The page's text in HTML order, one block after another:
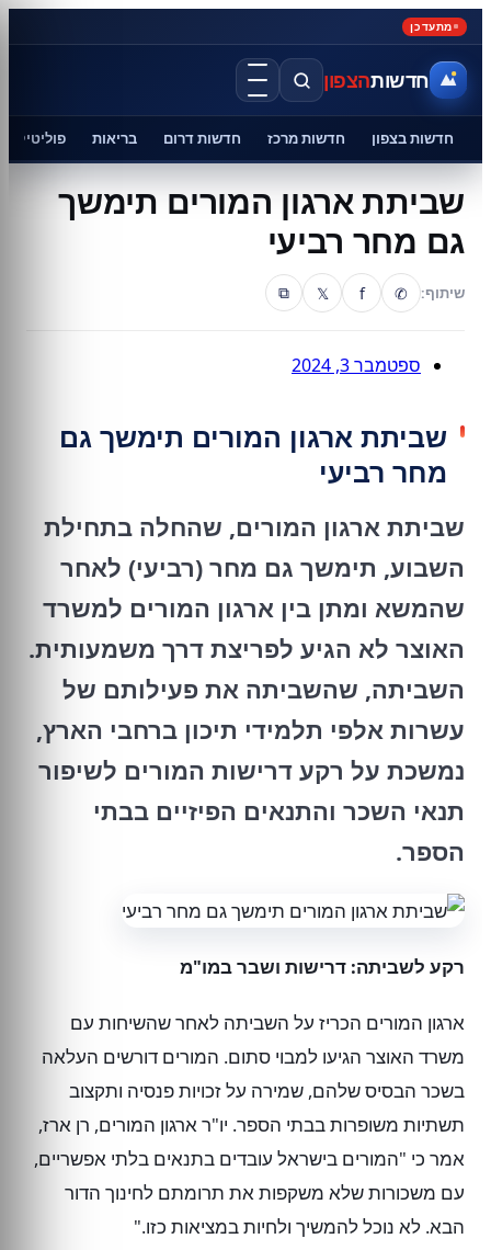
מתעדכן
חדשותהצפון
חדשות בצפון חדשות מרכז חדשות דרום בריאות פוליטיקה
שביתת ארגון המורים תימשך
גם מחר רביעי
שיתוף: ✆
f
𝕏
⧉
ספטמבר 3, 2024
שביתת ארגון המורים תימשך גם
מחר רביעי
שביתת ארגון המורים, שהחלה בתחילת
השבוע, תימשך גם מחר (רביעי) לאחר
שהמשא ומתן בין ארגון המורים למשרד
האוצר לא הגיע לפריצת דרך משמעותית.
השביתה, שהשביתה את פעילותם של
עשרות אלפי תלמידי תיכון ברחבי הארץ,
נמשכת על רקע דרישות המורים לשיפור
תנאי השכר והתנאים הפיזיים בבתי
הספר.
רקע לשביתה: דרישות ושבר במו"מ
ארגון המורים הכריז על השביתה לאחר שהשיחות עם
משרד האוצר הגיעו למבוי סתום. המורים דורשים העלאה
בשכר הבסיס שלהם, שמירה על זכויות פנסיה ותקצוב
תשתיות משופרות בבתי הספר. יו"ר ארגון המורים, רן ארז,
אמר כי "המורים בישראל עובדים בתנאים בלתי אפשריים,
עם משכורות שלא משקפות את תרומתם לחינוך הדור
הבא. לא נוכל להמשיך ולחיות במציאות כזו."